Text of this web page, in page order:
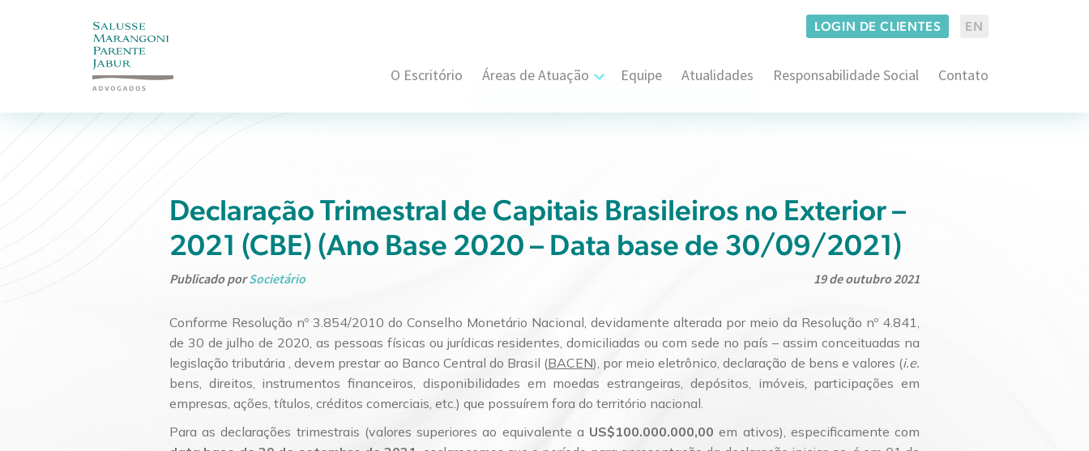
LOGIN DE CLIENTES EN
O Escritório Áreas de Atuação
Cível, Comercial e Consumidor Estratégico
Administrativo e Regulatório
Família
Securitário
Propriedade Intelectual
Contencioso em Propriedade Intelectual
Franquias
Proteção de Dados
Resolução de Disputas
Arbitragem e ADRs
Contencioso Cível
Consultoria BACEN
Operações Societárias e M&A
Planejamento Patrimonial e Sucessório
Trabalhista e Sindical
Contencioso Judicial e Administrativo
Tributário
Direito Aduaneiro
Direito Previdenciário
Equipe Atualidades Responsabilidade Social Contato
Declaração Trimestral de Capitais Brasileiros no Exterior –
2021 (CBE) (Ano Base 2020 – Data base de 30/09/2021)
Publicado porSocietário 19 de outubro 2021
Conforme Resolução nº 3.854/2010 do Conselho Monetário Nacional, devidamente alterada por meio da Resolução nº 4.841,
de 30 de julho de 2020, as pessoas físicas ou jurídicas residentes, domiciliadas ou com sede no país – assim conceituadas na
legislação tributária , devem prestar ao Banco Central do Brasil (BACEN), por meio eletrônico, declaração de bens e valores (i.e.
bens, direitos, instrumentos financeiros, disponibilidades em moedas estrangeiras, depósitos, imóveis, participações em
empresas, ações, títulos, créditos comerciais, etc.) que possuírem fora do território nacional.
Para as declarações trimestrais (valores superiores ao equivalente a US$100.000.000,00em ativos), especificamente com